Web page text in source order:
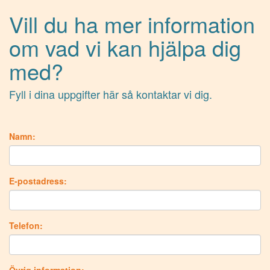
Vill du ha mer information
om vad vi kan hjälpa dig
med?
Fyll i dina uppgifter här så kontaktar vi dig.
Namn:
E-postadress:
Telefon: